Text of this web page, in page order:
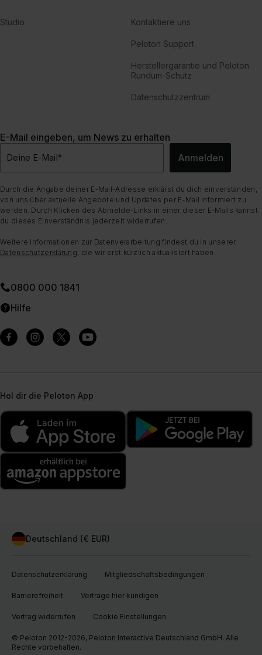
Studio Kontaktiere uns
Peloton Support
Herstellergarantie und Peloton
Rundum-Schutz
Datenschutzzentrum
E-Mail eingeben, um News zu erhalten
Deine E-Mail* Anmelden
Durch die Angabe deiner E-Mail-Adresse erklärst du dich einverstanden,
von uns über aktuelle Angebote und Updates per E-Mail informiert zu
werden. Durch Klicken des Abmelde-Links in einer dieser E-Mails kannst
du dieses Einverständnis jederzeit widerrufen.
Weitere Informationen zur Datenverarbeitung findest du in unserer
Datenschutzerklärung , die wir erst kürzlich aktualisiert haben.
0800 000 1841
Hilfe
Hol dir die Peloton App
Deutschland (€ EUR)
Datenschutzerklärung Mitgliedschaftsbedingungen
Barrierefreiheit Verträge hier kündigen
Vertrag widerrufen Cookie Einstellungen
© Peloton 2012-2026, Peloton Interactive Deutschland GmbH. Alle
Rechte vorbehalten.